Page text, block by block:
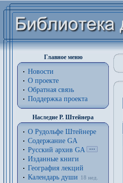
Главное меню
Новости
О проекте
Обратная связь
Поддержка проекта
Наследие Р. Штейнера
О Рудольфе Штейнере
Содержание GA
Русский архив GA
Изданные книги
География лекций
Календарь души
18 нед.